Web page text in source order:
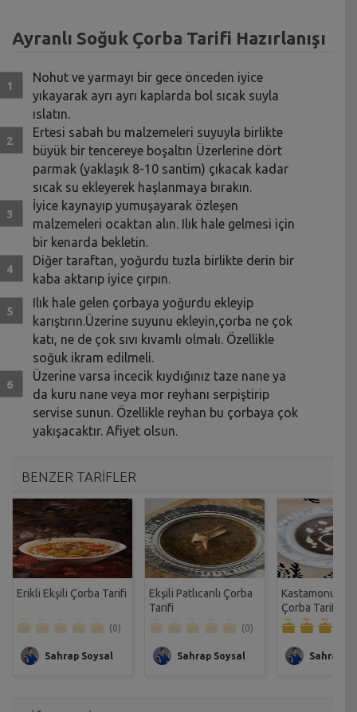
Ayranlı Soğuk Çorba Tarifi Hazırlanışı
Nohut ve yarmayı bir gece önceden iyice
yıkayarak ayrı ayrı kaplarda bol sıcak suyla
ıslatın.
Ertesi sabah bu malzemeleri suyuyla birlikte
büyük bir tencereye boşaltın Üzerlerine dört
parmak (yaklaşık 8-10 santim) çıkacak kadar
sıcak su ekleyerek haşlanmaya bırakın.
İyice kaynayıp yumuşayarak özleşen
malzemeleri ocaktan alın. Ilık hale gelmesi için
bir kenarda bekletin.
Diğer taraftan, yoğurdu tuzla birlikte derin bir
kaba aktarıp iyice çırpın.
Ilık hale gelen çorbaya yoğurdu ekleyip
karıştırın.Üzerine suyunu ekleyin,çorba ne çok
katı, ne de çok sıvı kıvamlı olmalı. Özellikle
soğuk ikram edilmeli.
Üzerine varsa incecik kıydığınız taze nane ya
da kuru nane veya mor reyhanı serpiştirip
servise sunun. Özellikle reyhan bu çorbaya çok
yakışacaktır. Afiyet olsun.
BENZER TARİFLER
Erikli Ekşili Çorba Tarifi
(0)
Sahrap Soysal
Ekşili Patlıcanlı Çorba
Tarifi
(0)
Sahrap Soysal
Çorba Tarifi
Sahrap